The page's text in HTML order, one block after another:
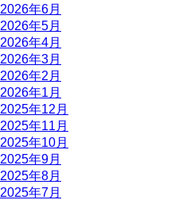
2026年6月
2026年5月
2026年4月
2026年3月
2026年2月
2026年1月
2025年12月
2025年11月
2025年10月
2025年9月
2025年8月
2025年7月